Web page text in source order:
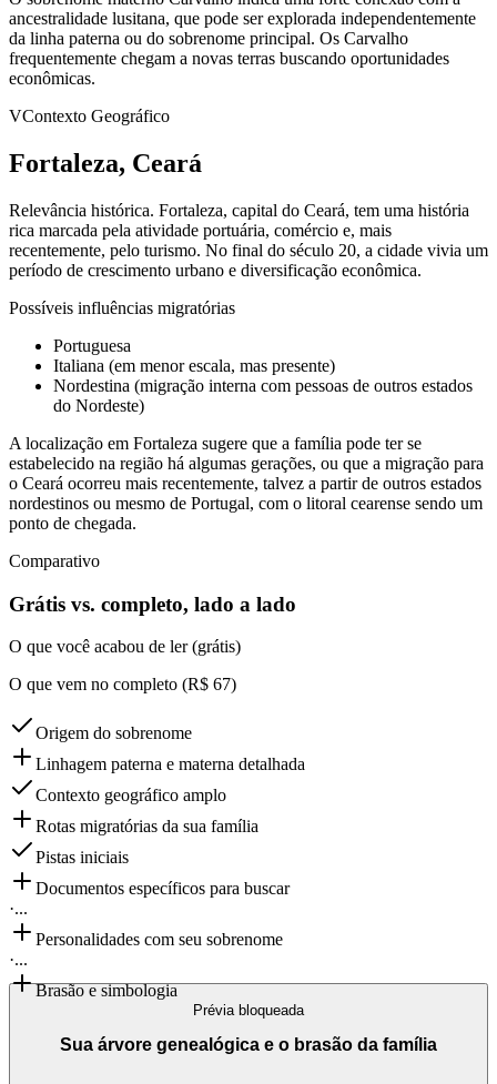
ancestralidade lusitana, que pode ser explorada independentemente
da linha paterna ou do sobrenome principal. Os Carvalho
frequentemente chegam a novas terras buscando oportunidades
econômicas.
VContexto Geográfico
Fortaleza, Ceará
Relevância histórica. Fortaleza, capital do Ceará, tem uma história
rica marcada pela atividade portuária, comércio e, mais
recentemente, pelo turismo. No final do século 20, a cidade vivia um
período de crescimento urbano e diversificação econômica.
Possíveis influências migratórias
Portuguesa
Italiana (em menor escala, mas presente)
Nordestina (migração interna com pessoas de outros estados
do Nordeste)
A localização em Fortaleza sugere que a família pode ter se
estabelecido na região há algumas gerações, ou que a migração para
o Ceará ocorreu mais recentemente, talvez a partir de outros estados
nordestinos ou mesmo de Portugal, com o litoral cearense sendo um
ponto de chegada.
Comparativo
Grátis vs. completo, lado a lado
O que você acabou de ler (grátis)
O que vem no completo (R$ 67)
Origem do sobrenome
Linhagem paterna e materna detalhada
Contexto geográfico amplo
Rotas migratórias da sua família
Pistas iniciais
Documentos específicos para buscar
·...
Personalidades com seu sobrenome
·...
Brasão e simbologia
Prévia bloqueada
Sua árvore genealógica e o brasão da família